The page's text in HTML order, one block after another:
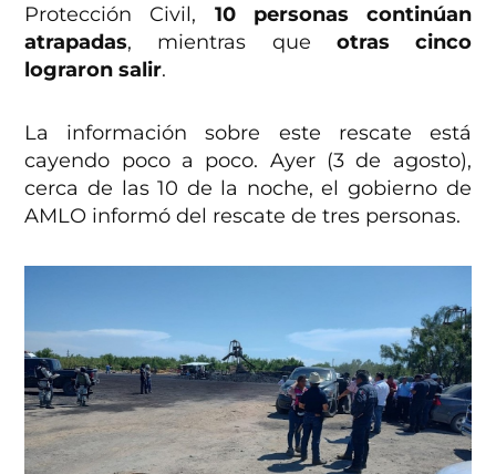
Protección Civil, 10 personas continúan
atrapadas, mientras que otras cinco
lograron salir.
La información sobre este rescate está
cayendo poco a poco. Ayer (3 de agosto),
cerca de las 10 de la noche, el gobierno de
AMLO informó del rescate de tres personas.